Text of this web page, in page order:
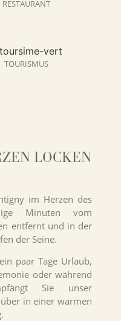
RESTAURANT
TOURISMUS
LOCKEN
im Herzen des
Minuten vom
entfernt und in der
der Seine.
paar Tage Urlaub,
oder während
Sie unser
in einer warmen